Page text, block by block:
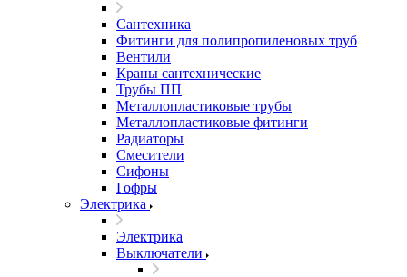
Сантехника
Фитинги для полипропиленовых труб
Вентили
Краны сантехнические
Трубы ПП
Металлопластиковые трубы
Металлопластиковые фитинги
Радиаторы
Смесители
Сифоны
Гофры
Электрика
Электрика
Выключатели